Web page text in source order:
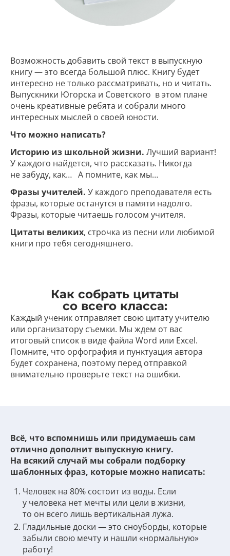
Возможность добавить свой текст в выпускную
книгу — это всегда большой плюс. Книгу будет
интересно не только рассматривать, но и читать.
Выпускники Югорска и Советского в этом плане
очень креативные ребята и собрали много
интересных мыслей о своей юности.
Что можно написать?
Историю из школьной жизни. Лучший вариант!
У каждого найдется, что рассказать. Никогда
не забуду, как… А помните, как мы…
Фразы учителей. У каждого преподавателя есть
фразы, которые останутся в памяти надолго.
Фразы, которые читаешь голосом учителя.
Цитаты великих, строчка из песни или любимой
книги про тебя сегодняшнего.
Как собрать цитаты
со всего класса:
Каждый ученик отправляет свою цитату учителю
или организатору съемки. Мы ждем от вас
итоговый список в виде файла Word или Excel.
Помните, что орфография и пунктуация автора
будет сохранена, поэтому перед отправкой
внимательно проверьте текст на ошибки.
Всё, что вспомнишь или придумаешь сам
отлично дополнит выпускную книгу.
На всякий случай мы собрали подборку
шаблонных фраз, которые можно написать:
Человек на 80% состоит из воды. Если
у человека нет мечты или цели в жизни,
то он всего лишь вертикальная лужа.
Гладильные доски — это сноуборды, которые
забыли свою мечту и нашли «нормальную»
работу!